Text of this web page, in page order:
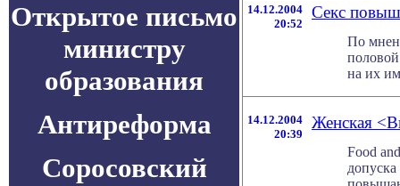
Открытое письмо
министру
образования
Антиреформа
Соросовский
14.12.2004
20:52
Секс
По
на их
14.12.2004
20:39
Женская
Food